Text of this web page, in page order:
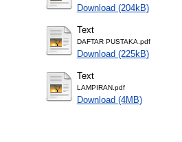
Download (204kB)
Text
DAFTAR PUSTAKA.pdf
Download (225kB)
Text
LAMPIRAN.pdf
Download (4MB)